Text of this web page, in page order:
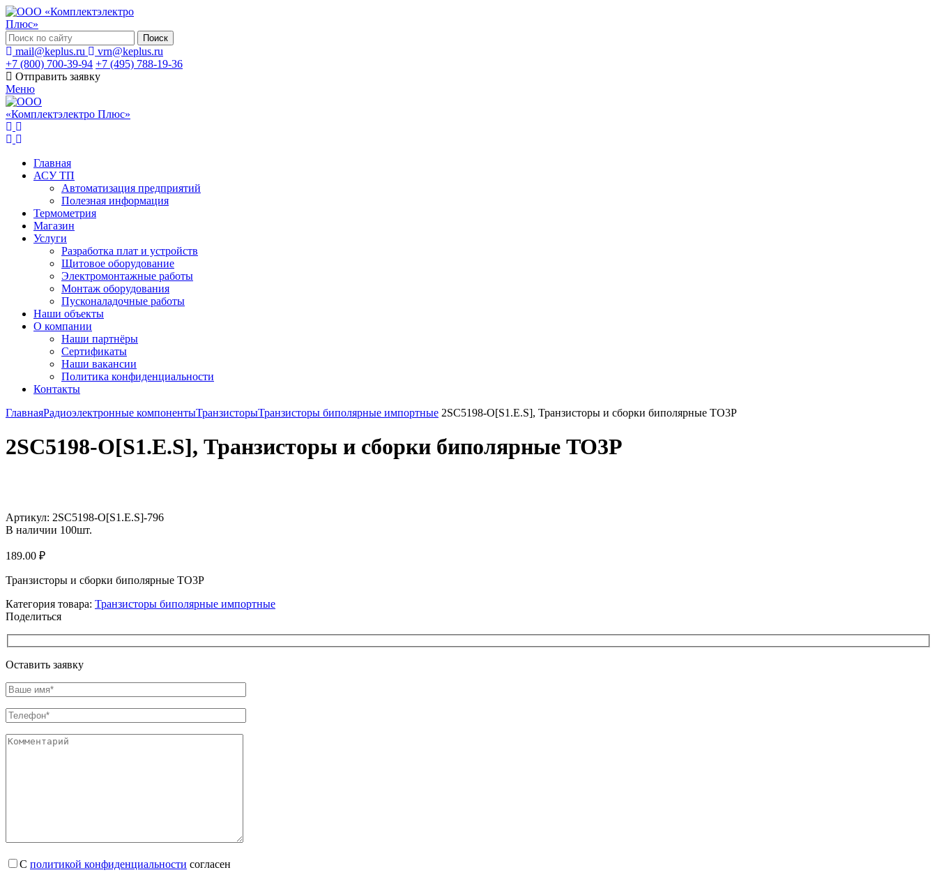
Поиск
mail@keplus.ru
vrn@keplus.ru
+7 (800) 700-39-94 +7 (495) 788-19-36
Отправить заявку
Меню
Главная
АСУ ТП
Автоматизация предприятий
Полезная информация
Термометрия
Магазин
Услуги
Разработка плат и устройств
Щитовое оборудование
Электромонтажные работы
Монтаж оборудования
Пусконаладочные работы
Наши объекты
О компании
Наши партнёры
Сертификаты
Наши вакансии
Политика конфиденциальности
Контакты
ГлавнаяРадиоэлектронные компонентыТранзисторыТранзисторы биполярные импортные 2SC5198-O[S1.E.S], Транзисторы и сборки биполярные TO3P
2SC5198-O[S1.E.S], Транзисторы и сборки биполярные TO3P
Артикул: 2SC5198-O[S1.E.S]-796
В наличии 100шт.
189.00 ₽
Транзисторы и сборки биполярные TO3P
Категория товара: Транзисторы биполярные импортные
Поделиться
Оставить заявку
С политикой конфиденциальности согласен